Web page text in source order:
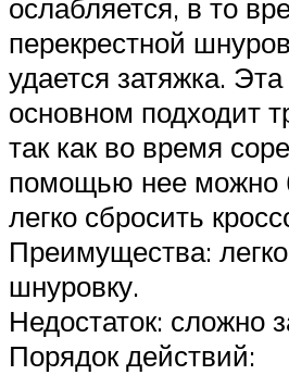
ослабляется, в то
перекрестной
удается затяжка.
основном подходит
так как во время
помощью нее можно
легко сбросить
Преимущества:
шнуровку.
Недостаток: сложно
Порядок действий: